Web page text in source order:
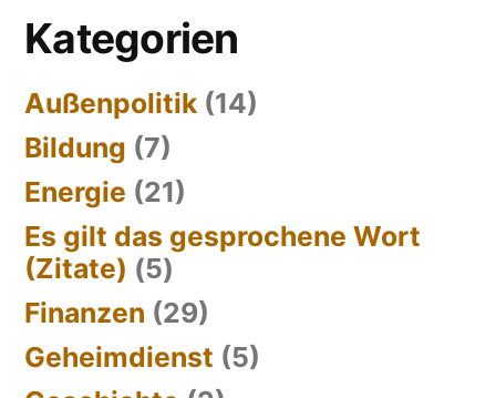
Kategorien
Außenpolitik (14)
Bildung (7)
Energie (21)
Es gilt das gesprochene Wort
(Zitate) (5)
Finanzen (29)
Geheimdienst (5)